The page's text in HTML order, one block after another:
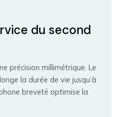
du second
précision millimétrique. Le
la durée de vie jusqu’à
breveté optimise la